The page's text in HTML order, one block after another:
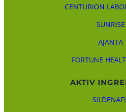
CENTURION
SUNRISE
AJANTA
FORTUNE
AKTIV